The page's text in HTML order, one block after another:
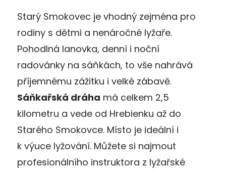
Starý Smokovec je vhodný zejména pro
rodiny s dětmi a nenáročné lyžaře.
Pohodlná lanovka, denní i noční
radovánky na sáňkách, to vše nahrává
příjemnému zážitku i velké zábavě.
Sáňkařská dráha má celkem 2,5
kilometru a vede od Hrebienku až do
Starého Smokovce. Místo je ideální i
k výuce lyžování. Můžete si najmout
profesionálního instruktora z lyžařské